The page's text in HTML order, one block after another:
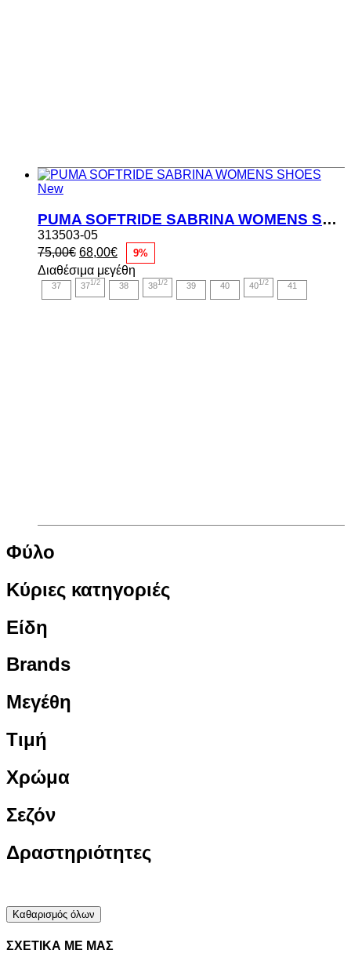
New
PUMA SOFTRIDE SABRINA WOMENS SHOES
313503-05
75,00€ Original
price
was:
75,00€.
68,00€Η
τρέχουσα
τιμή
είναι:
9%
Διαθέσιμα μεγέθη
37 371/2 38 381/2 39 40 401/2 41
Φύλο
Κύριες κατηγοριές
Είδη
Brands
Μεγέθη
Τιμή
Χρώμα
Σεζόν
Δραστηριότητες
Καθαρισμός όλων
ΣΧΕΤΙΚΑ ΜΕ ΜΑΣ